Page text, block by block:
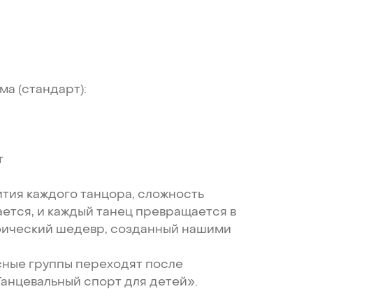
(стандарт):
каждоготанцора, сложность
и каждый танец превращается в
шедевр, созданный нашими
группы переходят после
спортдля детей».